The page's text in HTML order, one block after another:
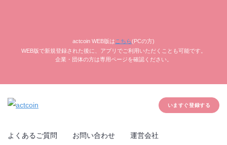
actcoin WEB版は こちら(PCの方)
WEB版で新規登録された後に、アプリでご利用いただくことも可能です。
企業・団体の方は専用ページを確認ください。
いますぐ登録する
よくあるご質問 お問い合わせ 運営会社